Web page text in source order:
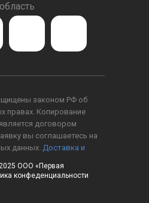
законом РФ об
правах. Копирование
договором
вы соглашаетесь на
данных. Доставка и
ООО «Первая
конфеденциальности